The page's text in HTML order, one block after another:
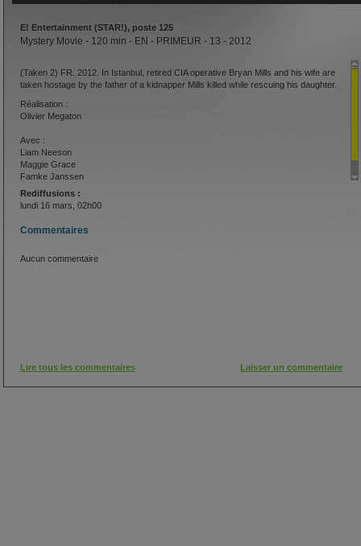
E! Entertainment (STAR!), poste 125
Mystery Movie - 120 min - EN - PRIMEUR - 13 - 2012
(Taken 2) FR. 2012. In Istanbul, retired CIA operative Bryan Mills and his wife are
taken hostage by the father of a kidnapper Mills killed while rescuing his daughter.
Réalisation :
Olivier Megaton
Avec :
Liam Neeson
Maggie Grace
Famke Janssen
Rediffusions :
lundi 16 mars, 02h00
Commentaires
Aucun commentaire
Lire tous les commentaires Laisser un commentaire